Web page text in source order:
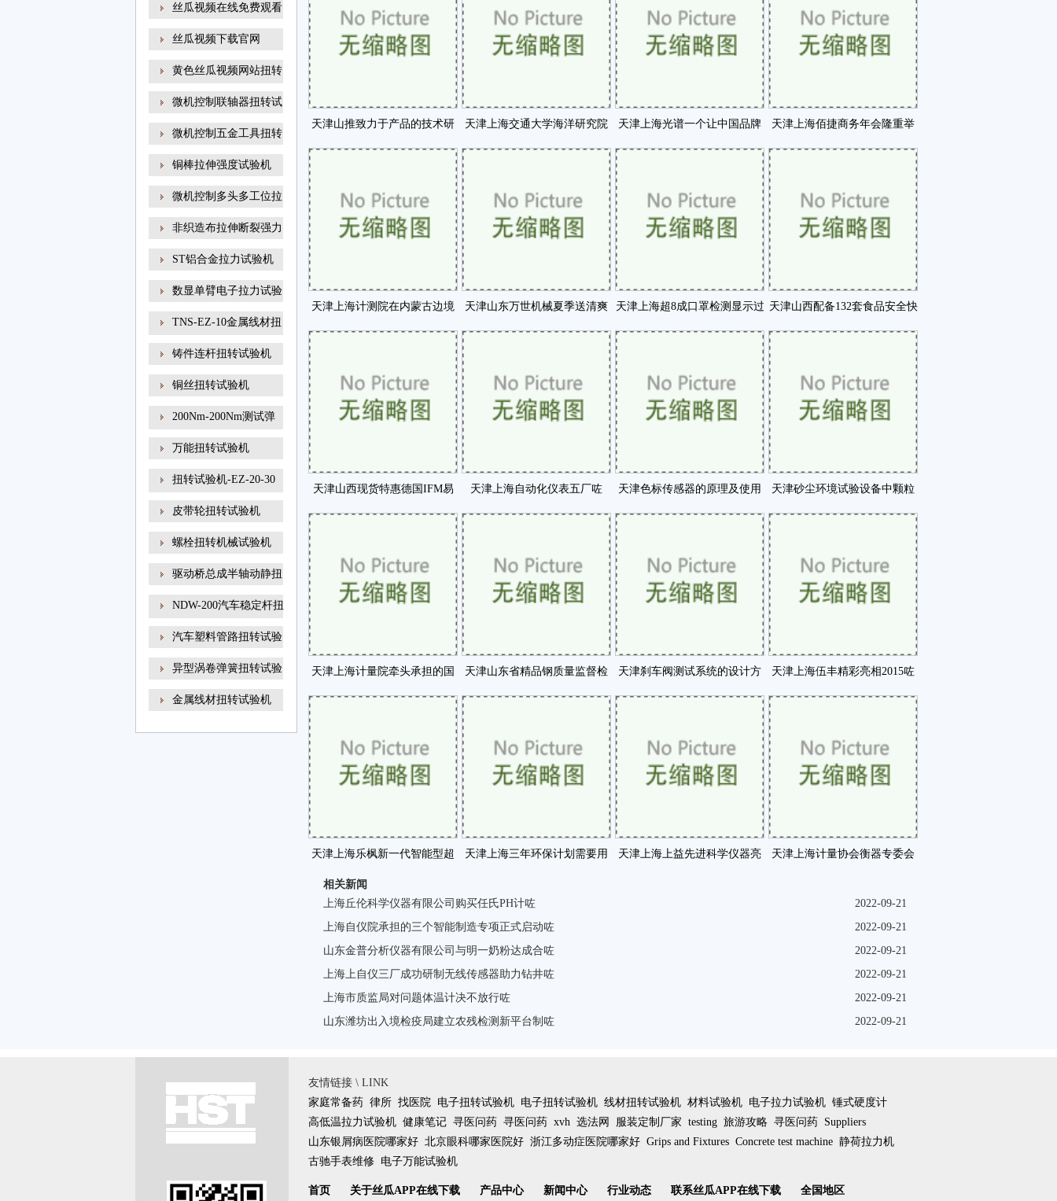
丝瓜视频在线免费观看
丝瓜视频下载官网
黄色丝瓜视频网站扭转
微机控制联轴器扭转试
微机控制五金工具扭转
铜棒拉伸强度试验机
微机控制多头多工位拉
非织造布拉伸断裂强力
ST铝合金拉力试验机
数显单臂电子拉力试验
TNS-EZ-10金属线材扭
铸件连杆扭转试验机
铜丝扭转试验机
200Nm-200Nm测试弹
万能扭转试验机
扭转试验机-EZ-20-30
皮带轮扭转试验机
螺栓扭转机械试验机
驱动桥总成半轴动静扭
NDW-200汽车稳定杆扭
汽车塑料管路扭转试验
异型涡卷弹簧扭转试验
金属线材扭转试验机
天津山推致力于产品的技术研 天津上海交通大学海洋研究院 天津上海光谱一个让中国品牌 天津上海佰捷商务年会隆重举
天津上海计测院在内蒙古边境 天津山东万世机械夏季送清爽 天津上海超8成口罩检测显示过 天津山西配备132套食品安全快
天津山西现货特惠德国IFM易 天津上海自动化仪表五厂咗 天津色标传感器的原理及使用 天津砂尘环境试验设备中颗粒
天津上海计量院牵头承担的国 天津山东省精品钢质量监督检 天津刹车阀测试系统的设计方 天津上海伍丰精彩亮相2015咗
天津上海乐枫新一代智能型超
纯水仪PURIST咗
天津上海三年环保计划需要用 天津上海上益先进科学仪器亮 天津上海计量协会衡器专委会
相关新闻
2022-09-21
上海丘伦科学仪器有限公司购买任氏PH计咗
2022-09-21
上海自仪院承担的三个智能制造专项正式启动咗
2022-09-21
山东金普分析仪器有限公司与明一奶粉达成合咗
2022-09-21
上海上自仪三厂成功研制无线传感器助力钻井咗
2022-09-21
上海市质监局对问题体温计决不放行咗
2022-09-21
山东潍坊出入境检疫局建立农残检测新平台制咗
友情链接 \ LINK
家庭常备药 律所 找医院 电子扭转试验机 电子扭转试验机 线材扭转试验机 材料试验机 电子拉力试验机 锤式硬度计
高低温拉力试验机 健康笔记 寻医问药 寻医问药 xvh 选法网 服装定制厂家 testing 旅游攻略 寻医问药 Suppliers
山东银屑病医院哪家好 北京眼科哪家医院好 浙江多动症医院哪家好 Grips and Fixtures Concrete test machine 静荷拉力机
古驰手表维修 电子万能试验机
首页 关于丝瓜APP在线下载 产品中心 新闻中心 行业动态 联系丝瓜APP在线下载 全国地区